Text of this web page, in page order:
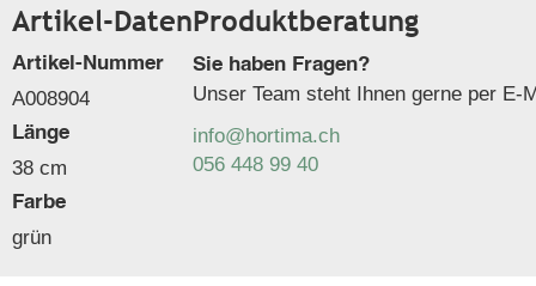
Artikel-Daten
Artikel-Nummer
A008904
Länge
38 cm
Farbe
grün
Produktberatung
Sie haben Fragen?
Unser Team steht Ihnen gerne per
info@hortima.ch
056 448 99 40